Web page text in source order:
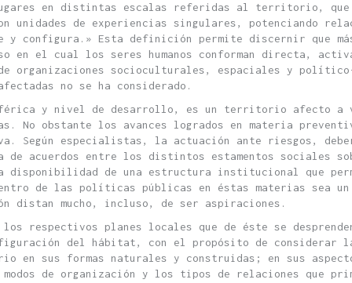
lugares en distintas escalas referidas al territorio,
de experiencias singulares, potenciando
Esta definición permite discernir que más
el cual los seres humanos conforman directa,
socioculturales, espaciales y político-
no se ha considerado.
y nivel de desarrollo, es un territorio afecto a
No obstante los avances logrados en materia
especialistas, la actuación ante riesgos,
acuerdos entre los distintos estamentos sociales
disponibilidad de una estructura institucional que
de las políticas públicas en éstas materias sea
distan mucho, incluso, de ser aspiraciones.
respectivos planes locales que de éste se
del hábitat, con el propósito de considerar
sus formas naturales y construidas; en sus
de organización y los tipos de relaciones que